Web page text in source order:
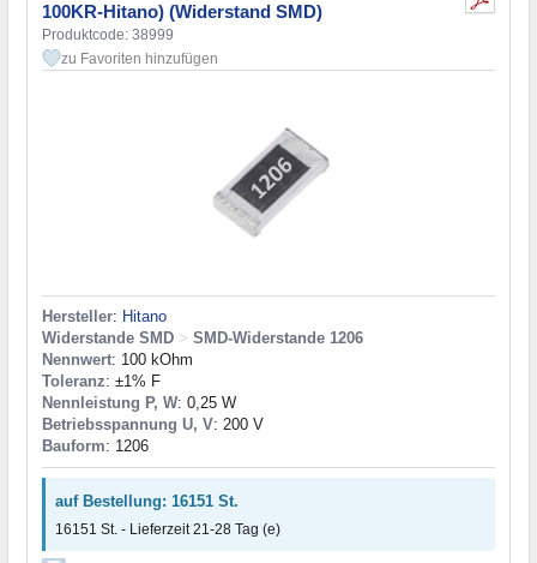
100KR-Hitano) (Widerstand SMD)
Produktcode: 38999
zu Favoriten hinzufügen
Hersteller: Hitano
Widerstande SMD > SMD-Widerstande 1206
Nennwert: 100 kOhm
Toleranz: ±1% F
Nennleistung P, W: 0,25 W
Betriebsspannung U, V: 200 V
Bauform: 1206
auf Bestellung: 16151 St.
16151 St. - Lieferzeit 21-28 Tag (e)